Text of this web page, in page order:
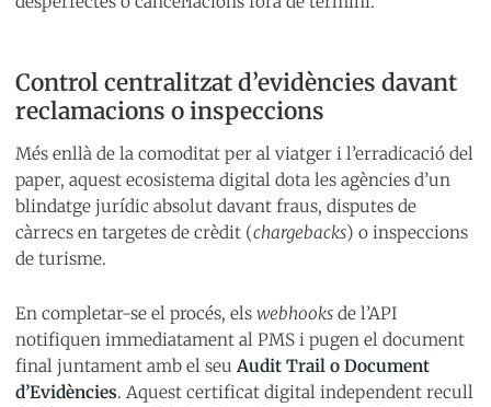
Control centralitzat d’evidències davant
reclamacions o inspeccions
Més enllà de la comoditat per al viatger i l’erradicació del
paper, aquest ecosistema digital dota les agències d’un
blindatge jurídic absolut davant fraus, disputes de
càrrecs en targetes de crèdit (chargebacks) o inspeccions
de turisme.
En completar-se el procés, els webhooks de l’API
notifiquen immediatament al PMS i pugen el document
final juntament amb el seuAudit Trail o Document
d’Evidències. Aquest certificat digital independent recull